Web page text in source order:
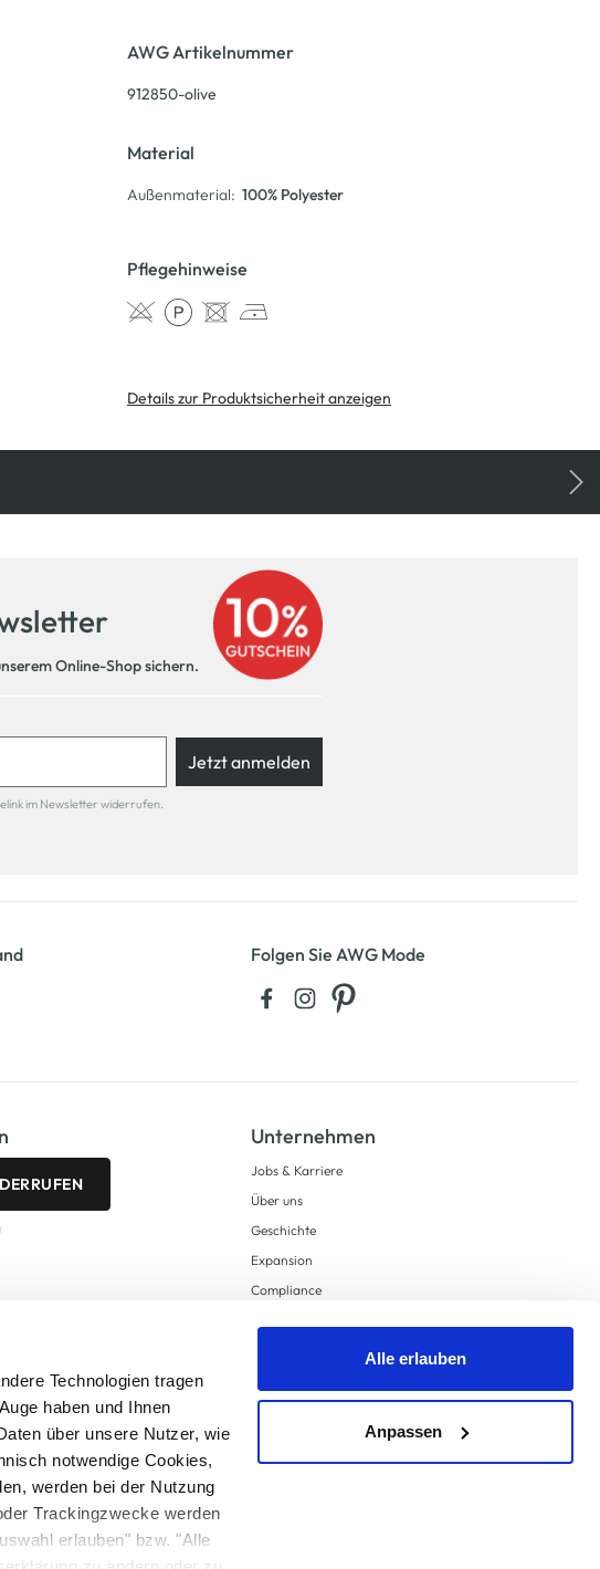
Technologien tragen
haben und Ihnen
über unsere Nutzer, wie
notwendige Cookies,
werden bei der Nutzung
Trackingzwecke werden
erlauben" bzw. "Alle
Alle erlauben
Anpassen
AWG Artikelnummer
912850-olive
Material
Außenmaterial: 100% Polyester
Pflegehinweise
Details zur Produktsicherheit anzeigen
Online-Shop sichern.
Jetzt anmelden
im Newsletter widerrufen.
Folgen Sie AWG Mode
Unternehmen
Jobs & Karriere
Über uns
Geschichte
Expansion
Compliance
Supply Chain Due Diligence